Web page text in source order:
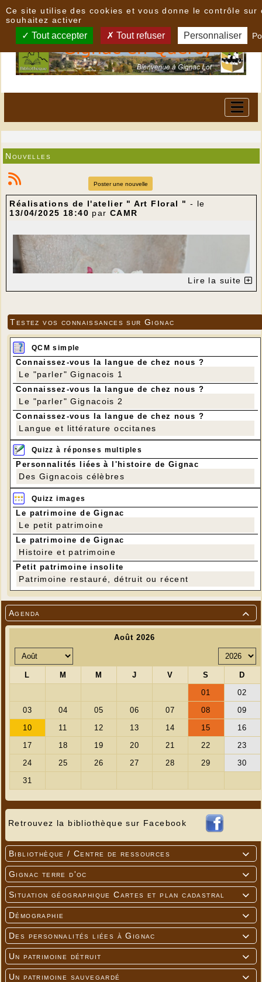

Agenda
Retrouvez la bibliothèque sur Facebook

Bibliothèque / Centre de ressources

Gignac terre d'oc

Situation géographique Cartes et plan cadastral

Démographie

Des personnalités liées à Gignac

Un patrimoine détruit

Un patrimoine sauvegardé
Nouvelles
Poster une nouvelle
Réalisations de l'atelier " Art Floral " - le
13/04/2025 18:40 par CAMR
---
Lire la suite
Testez vos connaissances sur Gignac
QCM simple
Connaissez-vous la langue de chez nous ?
Le "parler" Gignacois 1
Connaissez-vous la langue de chez nous ?
Le "parler" Gignacois 2
Connaissez-vous la langue de chez nous ?
Langue et littérature occitanes
Quizz à réponses multiples
Personnalités liées à l'histoire de Gignac
Des Gignacois célèbres
Quizz images
Le patrimoine de Gignac
Le petit patrimoine
Le patrimoine de Gignac
Histoire et patrimoine
Petit patrimoine insolite
Patrimoine restauré, détruit ou récent
Ce site utilise des cookies et vous donne le contrôle sur
souhaitez activer
Tout accepter Tout refuser Personnaliser